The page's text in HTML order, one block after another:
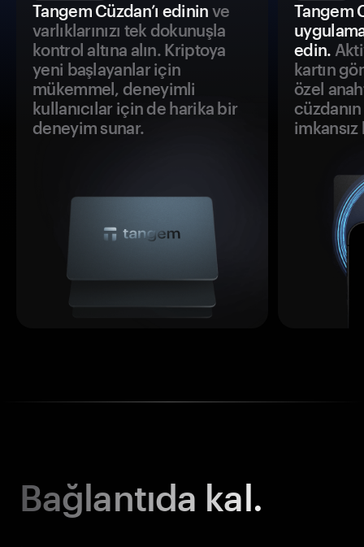
Tangem Cüzdan’ı edinin ve
varlıklarınızı tek dokunuşla
kontrol altına alın. Kriptoya
yeni başlayanlar için
mükemmel, deneyimli
kullanıcılar için de harika bir
deneyim sunar.
Tangem
edin.
kartın
özel
Bağlantıda kal.